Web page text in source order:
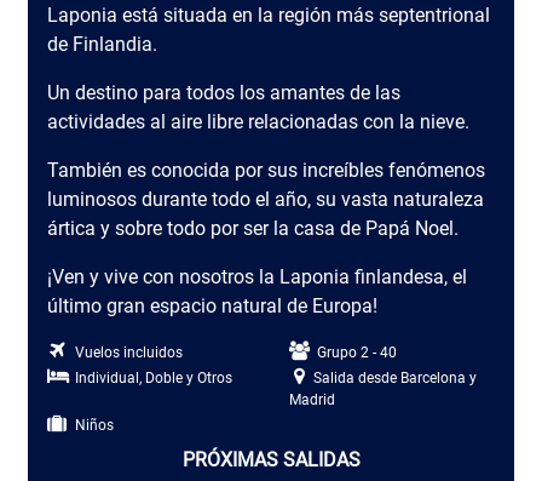
Laponia está situada en la región más septentrional
de Finlandia.
Un destino para todos los amantes de las
actividades al aire libre relacionadas con la nieve.
También es conocida por sus increíbles fenómenos
luminosos durante todo el año, su vasta naturaleza
ártica y sobre todo por ser la casa de Papá Noel.
¡Ven y vive con nosotros la Laponia finlandesa, el
último gran espacio natural de Europa!
Vuelos incluidos
Grupo 2 - 40
Individual, Doble y Otros
Salida desde Barcelona y
Madrid
Niños
PRÓXIMAS SALIDAS